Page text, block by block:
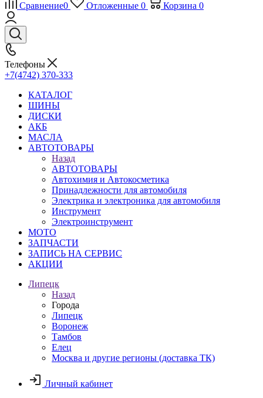
Сравнение0 Отложенные 0 Корзина 0
Телефоны
+7(4742) 370-333
КАТАЛОГ
ШИНЫ
ДИСКИ
АКБ
МАСЛА
АВТОТОВАРЫ
Назад
АВТОТОВАРЫ
Автохимия и Автокосметика
Принадлежности для автомобиля
Электрика и электроника для автомобиля
Инструмент
Электроинструмент
МОТО
ЗАПЧАСТИ
ЗАПИСЬ НА СЕРВИС
АКЦИИ
Липецк
Назад
Города
Липецк
Воронеж
Тамбов
Елец
Москва и другие регионы (доставка ТК)
Личный кабинет